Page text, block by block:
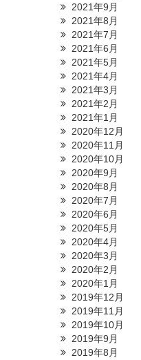
2021年9月
2021年8月
2021年7月
2021年6月
2021年5月
2021年4月
2021年3月
2021年2月
2021年1月
2020年12月
2020年11月
2020年10月
2020年9月
2020年8月
2020年7月
2020年6月
2020年5月
2020年4月
2020年3月
2020年2月
2020年1月
2019年12月
2019年11月
2019年10月
2019年9月
2019年8月